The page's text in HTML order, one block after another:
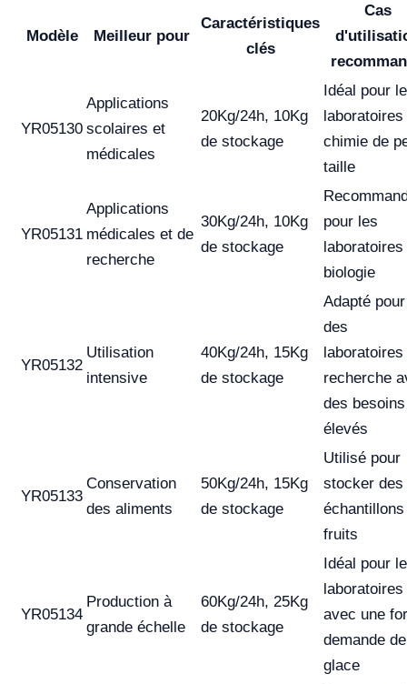
Modèle Meilleur pour
Caractéristiques
clés
Cas
YR05130
Applications
scolaires et
médicales
20Kg/24h, 10Kg
de stockage
Idéal pour
laboratoires
chimie de
taille
YR05131
Applications
médicales et de
recherche
30Kg/24h, 10Kg
de stockage
pour les
laboratoires
biologie
YR05132
Utilisation
intensive
40Kg/24h, 15Kg
de stockage
Adapté pour
des
laboratoires
recherche
des besoins
élevés
YR05133
Conservation
des aliments
50Kg/24h, 15Kg
de stockage
Utilisé pour
stocker des
fruits
YR05134
Production à
grande échelle
60Kg/24h, 25Kg
de stockage
Idéal pour
laboratoires
avec une
demande de
glace